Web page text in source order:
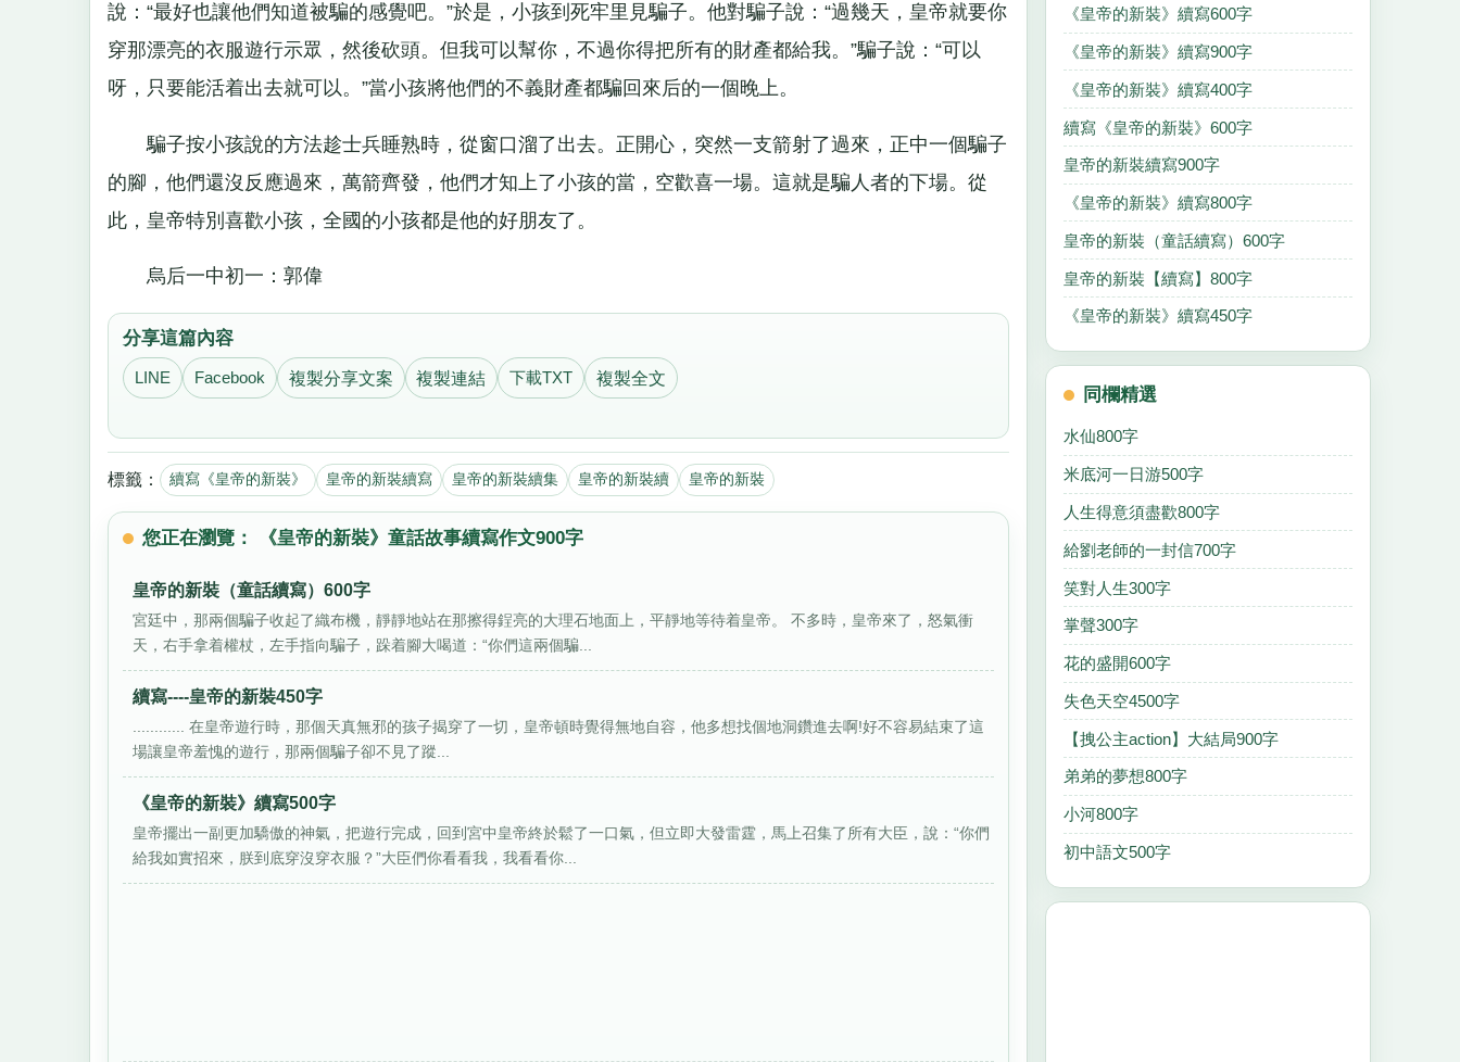
說：“最好也讓他們知道被騙的感覺吧。”於是，小孩到死牢里見騙子。他對騙子說：“過幾天，皇帝就要你
穿那漂亮的衣服遊行示眾，然後砍頭。但我可以幫你，不過你得把所有的財產都給我。”騙子說：“可以
呀，只要能活着出去就可以。”當小孩將他們的不義財產都騙回來后的一個晚上。
騙子按小孩說的方法趁士兵睡熟時，從窗口溜了出去。正開心，突然一支箭射了過來，正中一個騙子
的腳，他們還沒反應過來，萬箭齊發，他們才知上了小孩的當，空歡喜一場。這就是騙人者的下場。從
此，皇帝特別喜歡小孩，全國的小孩都是他的好朋友了。
烏后一中初一：郭偉
分享這篇內容
LINE Facebook 複製分享文案 複製連結 下載TXT 複製全文
標籤： 續寫《皇帝的新裝》 皇帝的新裝續寫 皇帝的新裝續集 皇帝的新裝續 皇帝的新裝
您正在瀏覽： 《皇帝的新裝》童話故事續寫作文900字
皇帝的新裝（童話續寫）600字
宮廷中，那兩個騙子收起了織布機，靜靜地站在那擦得鋥亮的大理石地面上，平靜地等待着皇帝。 不多時，皇帝來了，怒氣衝
天，右手拿着權杖，左手指向騙子，跺着腳大喝道：“你們這兩個騙...
續寫----皇帝的新裝450字
............ 在皇帝遊行時，那個天真無邪的孩子揭穿了一切，皇帝頓時覺得無地自容，他多想找個地洞鑽進去啊!好不容易結束了這
場讓皇帝羞愧的遊行，那兩個騙子卻不見了蹤...
《皇帝的新裝》續寫500字
皇帝擺出一副更加驕傲的神氣，把遊行完成，回到宮中皇帝終於鬆了一口氣，但立即大發雷霆，馬上召集了所有大臣，說：“你們
給我如實招來，朕到底穿沒穿衣服？”大臣們你看看我，我看看你...
《皇帝的新裝》續寫600字
《皇帝的新裝》續寫900字
《皇帝的新裝》續寫400字
續寫《皇帝的新裝》600字
皇帝的新裝續寫900字
《皇帝的新裝》續寫800字
皇帝的新裝（童話續寫）600字
皇帝的新裝【續寫】800字
《皇帝的新裝》續寫450字
同欄精選
水仙800字
米底河一日游500字
人生得意須盡歡800字
給劉老師的一封信700字
笑對人生300字
掌聲300字
花的盛開600字
失色天空4500字
【拽公主action】大結局900字
弟弟的夢想800字
小河800字
初中語文500字